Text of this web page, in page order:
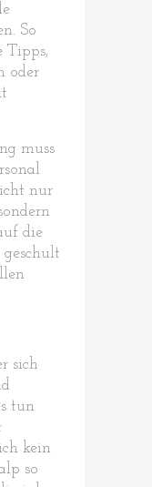
So
Tipps,
oder
muss
nur
die
sich
tun
kein
so